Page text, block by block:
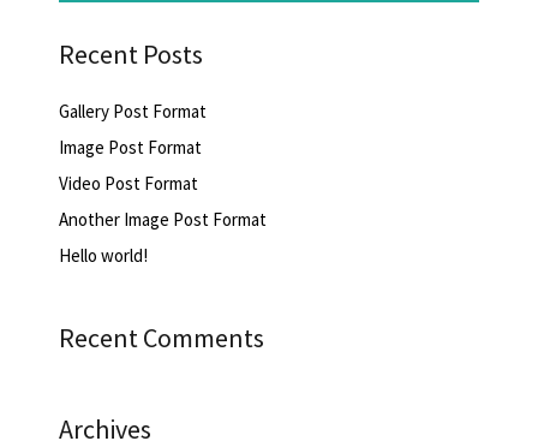
Recent Posts
Gallery Post Format
Image Post Format
Video Post Format
Another Image Post Format
Hello world!
Recent Comments
Archives